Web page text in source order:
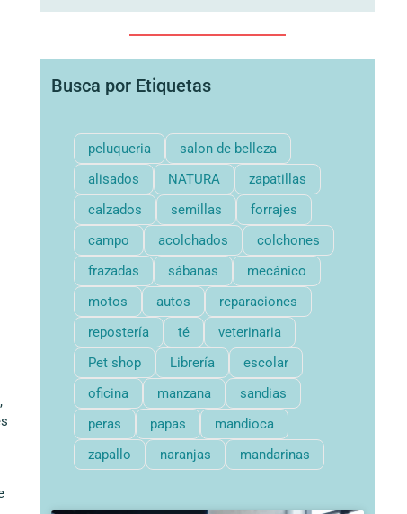
Busca por Etiquetas
peluqueria
salon de belleza
alisados
NATURA
zapatillas
calzados
semillas
forrajes
campo
acolchados
colchones
frazadas
sábanas
mecánico
motos
autos
reparaciones
repostería
té
veterinaria
Pet shop
Librería
escolar
oficina
manzana
sandias
peras
papas
mandioca
zapallo
naranjas mandarinas